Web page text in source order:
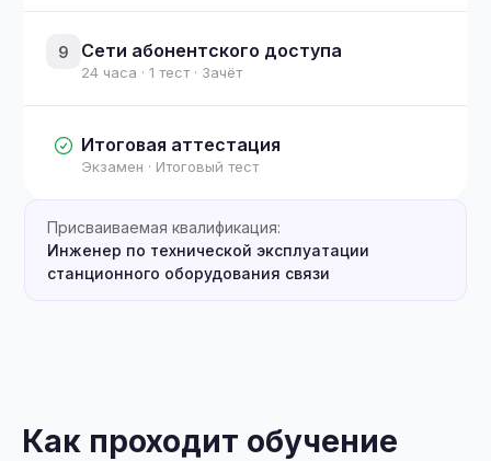
9 Сети абонентского доступа
24 часа · 1 тест · Зачёт
Итоговая аттестация
Экзамен · Итоговый тест
Присваиваемая квалификация:
Инженер по технической эксплуатации
станционного оборудования связи
Как проходит обучение